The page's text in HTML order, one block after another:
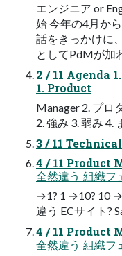
エンジニア or
始 今年の4月か
話をきっかけに
としてPdMが加
2 / 11 Agenda
1. Product
Manager 2. プロ
2. 強み 3. 弱み 4.
3 / 11
4 / 11 Product
全然違う 組織フ
→1? 1 →10? 10
違う ECサイト?
4 / 11 Product
全然違う 組織フ